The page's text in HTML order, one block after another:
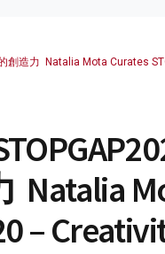
創造力 Natalia Mota Curates
Natalia
–